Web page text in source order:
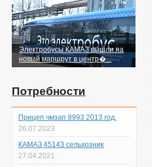
Электробусы КАМАЗ вышли на
новый маршрут в центр�...
Потребности
Прицеп чмзап 8993 2013 год.
26.07.2023
КАМАЗ 45143 сельхозник
27.04.2021